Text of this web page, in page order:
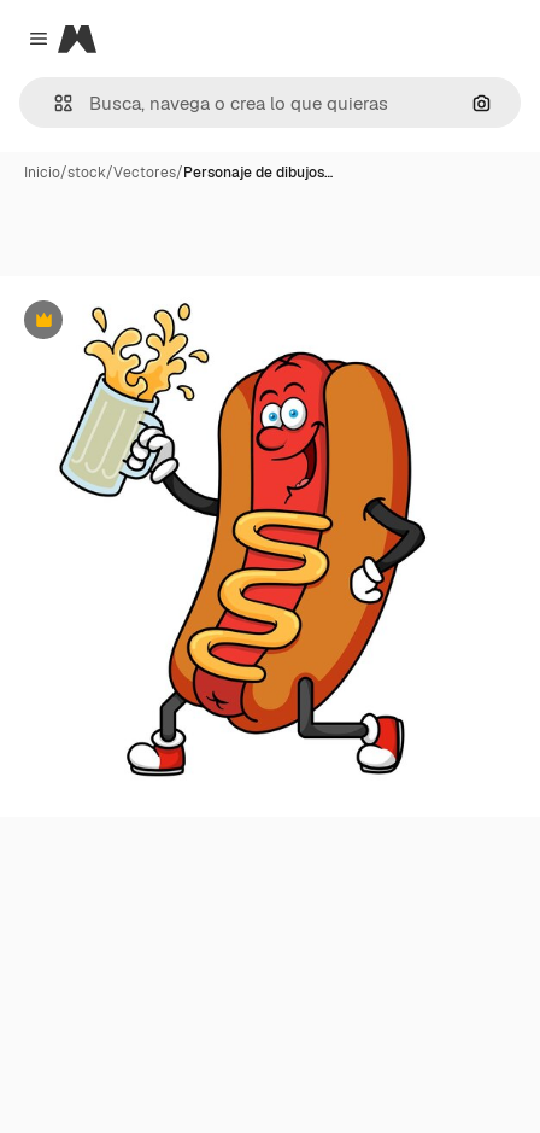
Close menu
Magnific
Inicio/stock/Vectores/Personaje de dibujos…
Premium